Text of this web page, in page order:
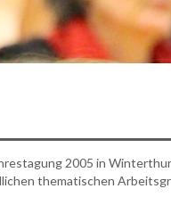
2005 in
thematischen